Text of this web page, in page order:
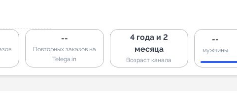
--
Повторных заказов на
Telega.in
4 года и 2
месяца
Возраст канала
--
мужчины